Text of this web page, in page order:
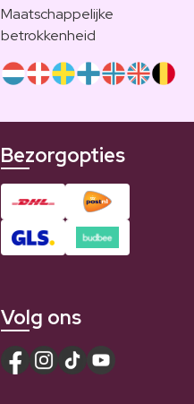
Maatschappelijke
betrokkenheid
Bezorgopties
Volg ons